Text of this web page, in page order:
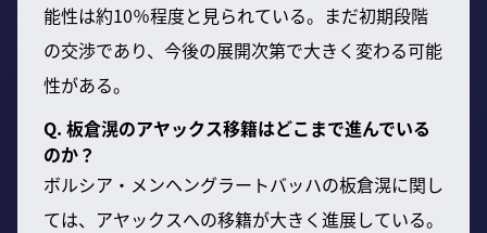
能性は約10％程度と見られている。まだ初期段階
の交渉であり、今後の展開次第で大きく変わる可能
性がある。
Q. 板倉滉のアヤックス移籍はどこまで進んでいる
のか？
ボルシア・メンヘングラートバッハの板倉滉に関し
ては、アヤックスへの移籍が大きく進展している。